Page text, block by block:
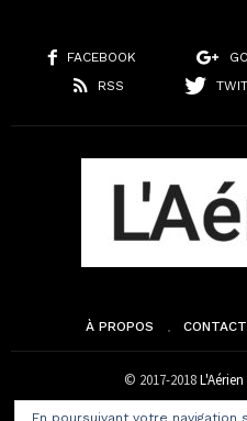
FACEBOOK
RSS
À PROPOS CONTACT
© 2017-2018L'Aérien
En poursuivant votre